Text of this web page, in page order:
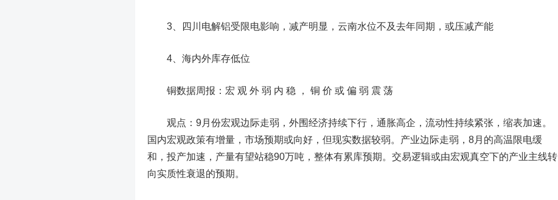
3、四川电解铝受限电影响，减产明显，云南水位不及去年同期，或压减产能
4、海内外库存低位
铜数据周报：宏 观 外 弱 内 稳 ， 铜 价 或 偏 弱 震 荡
观点：9月份宏观边际走弱，外围经济持续下行，通胀高企，流动性持续紧张，缩表加速。
国内宏观政策有增量，市场预期或向好，但现实数据较弱。产业边际走弱，8月的高温限电缓
和，投产加速，产量有望站稳90万吨，整体有累库预期。交易逻辑或由宏观真空下的产业主线转
向实质性衰退的预期。